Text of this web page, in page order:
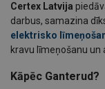
Certex Latvija
darbus, samazina
elektrisko
kravu līmeņošanu
Kāpēc Ganterud?